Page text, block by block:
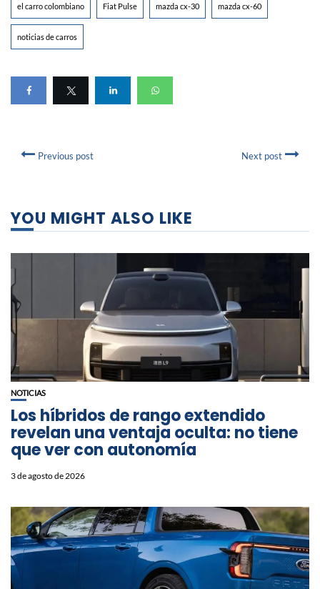
el carro colombiano Fiat Pulse mazda cx-30 mazda cx-60
noticias de carros
Previous post Next post
YOU MIGHT ALSO LIKE
NOTICIAS
Los híbridos de rango extendido
revelan una ventaja oculta: no tiene
que ver con autonomía
3 de agosto de 2026